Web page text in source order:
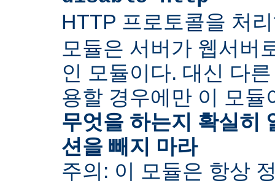
HTTP 프로토콜을 처
모듈은 서버가 웹서버
인 모듈이다. 대신 다
용할 경우에만 이 모
무엇을 하는지 확실히
션을 빼지 마라
주의: 이 모듈은 항상